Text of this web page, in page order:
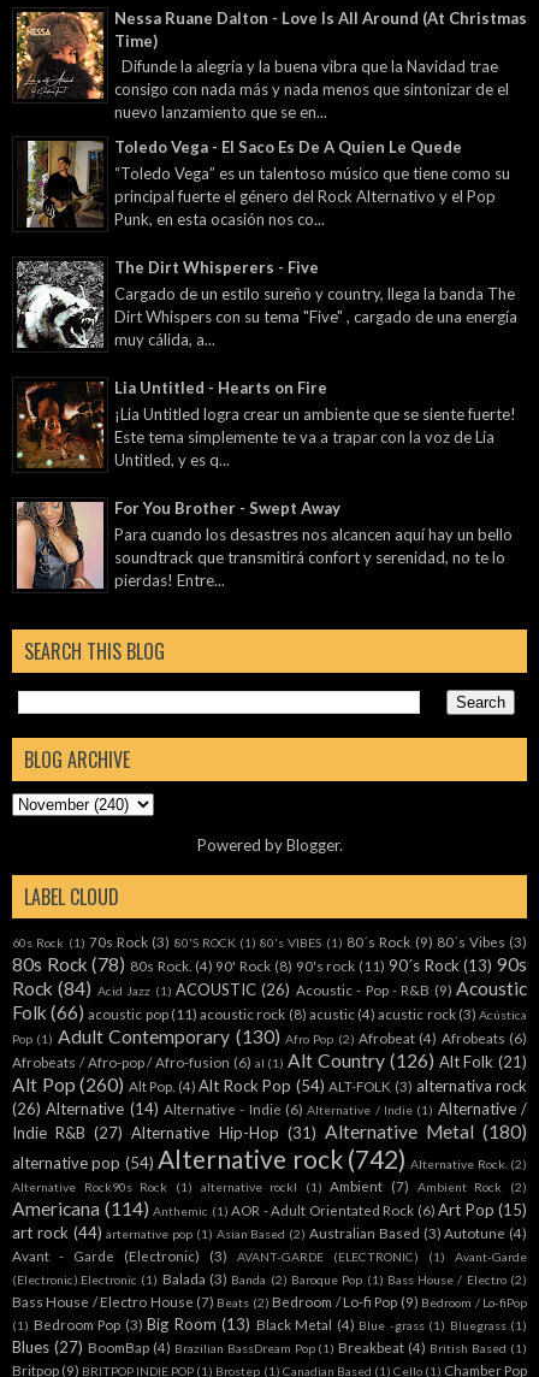
Nessa Ruane Dalton - Love Is All Around (At Christmas
Time)
Difunde la alegría y la buena vibra que la Navidad trae
consigo con nada más y nada menos que sintonizar de el
nuevo lanzamiento que se en...
Toledo Vega - El Saco Es De A Quien Le Quede
“Toledo Vega” es un talentoso músico que tiene como su
principal fuerte el género del Rock Alternativo y el Pop
Punk, en esta ocasión nos co...
The Dirt Whisperers - Five
Cargado de un estilo sureño y country, llega la banda The
Dirt Whispers con su tema "Five" , cargado de una energía
muy cálida, a...
Lia Untitled - Hearts on Fire
¡Lia Untitled logra crear un ambiente que se siente fuerte!
Este tema simplemente te va a trapar con la voz de Lia
Untitled, y es q...
For You Brother - Swept Away
Para cuando los desastres nos alcancen aquí hay un bello
soundtrack que transmitirá confort y serenidad, no te lo
pierdas! Entre...
SEARCH THIS BLOG
BLOG ARCHIVE
Powered byBlogger.
LABEL CLOUD
60s Rock (1) 70s Rock (3) 80'S ROCK (1) 80's VIBES (1) 80´s Rock (9) 80´s Vibes (3)
80s Rock (78) 80s Rock. (4) 90' Rock (8) 90's rock (11) 90´s Rock (13) 90s
Rock (84) Acid Jazz (1) ACOUSTIC (26) Acoustic - Pop - R&B (9) Acoustic
Folk (66) acoustic pop (11) acoustic rock (8) acustic (4) acustic rock (3) Acústica
Pop (1) Adult Contemporary (130) Afro Pop (2) Afrobeat (4) Afrobeats (6)
Afrobeats / Afro-pop / Afro-fusion (6) al (1) Alt Country (126) Alt Folk (21)
Alt Pop (260) Alt Pop. (4) Alt Rock Pop (54) ALT-FOLK (3) alternativa rock
(26) Alternative (14) Alternative - Indie (6) Alternative / Indie (1) Alternative /
Indie R&B (27) Alternative Hip-Hop (31) Alternative Metal (180)
alternative pop (54) Alternative rock (742) Alternative Rock. (2)
Alternative Rock90s Rock
(1) alternative rockl (1) Ambient (7) Ambient Rock (2)
Americana (114) Anthemic (1) AOR - Adult Orientated Rock (6) Art Pop (15)
art rock (44) arternative pop (1) Asian Based (2) Australian Based (3) Autotune (4)
Avant - Garde (Electronic)
(3) AVANT-GARDE (ELECTRONIC) (1)
Avant-Garde
(Electronic).Electronic (1) Balada (3) Banda (2) Baroque Pop (1) Bass House / Electro (2)
Bass House / Electro House (7) Beats (2) Bedroom / Lo-fi Pop (9) Bedroom / Lo-fiPop
(1) Bedroom Pop (3) Big Room (13) Black Metal (4) Blue -grass (1) Bluegrass (1)
Blues (27) BoomBap (4) Brazilian BassDream Pop (1) Breakbeat (4) British Based (1)
Britpop (9) BRITPOP INDIE POP (1) Brostep (1) Canadian Based (1) Cello (1) Chamber Pop